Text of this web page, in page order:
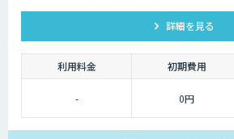
な状況をカバー、総計500万枚を超えて
詳細を見る
利用料金 初期費用
- 0円